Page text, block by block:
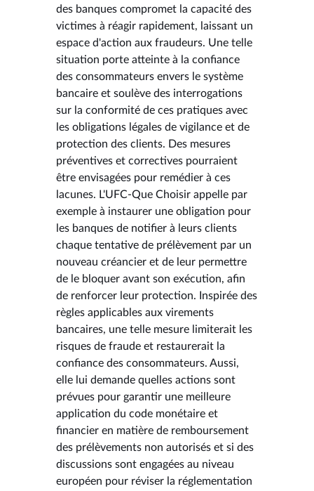
des banques compromet la capacité des
victimes à réagir rapidement, laissant un
espace d'action aux fraudeurs. Une telle
situation porte atteinte à la confiance
des consommateurs envers le système
bancaire et soulève des interrogations
sur la conformité de ces pratiques avec
les obligations légales de vigilance et de
protection des clients. Des mesures
préventives et correctives pourraient
être envisagées pour remédier à ces
lacunes. L'UFC-Que Choisir appelle par
exemple à instaurer une obligation pour
les banques de notifier à leurs clients
chaque tentative de prélèvement par un
nouveau créancier et de leur permettre
de le bloquer avant son exécution, afin
de renforcer leur protection. Inspirée des
règles applicables aux virements
bancaires, une telle mesure limiterait les
risques de fraude et restaurerait la
confiance des consommateurs. Aussi,
elle lui demande quelles actions sont
prévues pour garantir une meilleure
application du code monétaire et
financier en matière de remboursement
des prélèvements non autorisés et si des
discussions sont engagées au niveau
européen pour réviser la réglementation